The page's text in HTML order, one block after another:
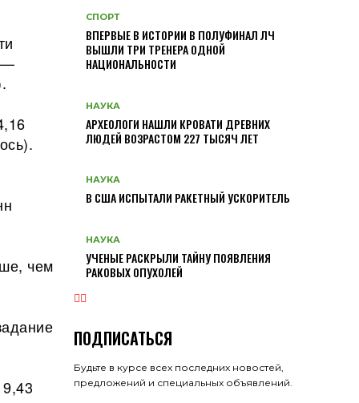
—
чем
СПОРТ
ВПЕРВЫЕ В ИСТОРИИ В ПОЛУФИНАЛ ЛЧ
ВЫШЛИ ТРИ ТРЕНЕРА ОДНОЙ
НАЦИОНАЛЬНОСТИ
НАУКА
АРХЕОЛОГИ НАШЛИ КРОВАТИ ДРЕВНИХ
ЛЮДЕЙ ВОЗРАСТОМ 227 ТЫСЯЧ ЛЕТ
НАУКА
В США ИСПЫТАЛИ РАКЕТНЫЙ УСКОРИТЕЛЬ
НАУКА
УЧЕНЫЕ РАСКРЫЛИ ТАЙНУ ПОЯВЛЕНИЯ
РАКОВЫХ ОПУХОЛЕЙ
ПОДПИСАТЬСЯ
Будьте в курсе всех последних новостей,
предложений и специальных объявлений.